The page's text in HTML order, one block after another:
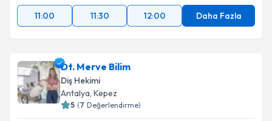
11:00
11:30 12:00 Daha Fazla
Dt. Merve Bilim
Diş Hekimi
Antalya, Kepez
5 (7 Değerlendirme)